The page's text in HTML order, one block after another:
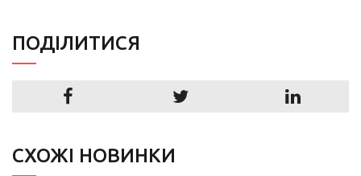
ПОДIЛИТИСЯ
СХОЖІ НОВИНКИ